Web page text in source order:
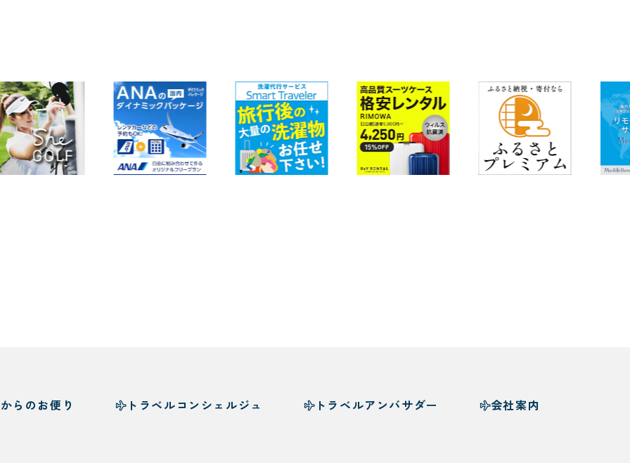
らのお便り トラベルコンシェルジュ トラベルアンバサダー 会社案内